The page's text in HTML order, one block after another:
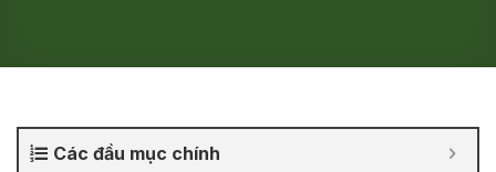
Các đầu mục chính